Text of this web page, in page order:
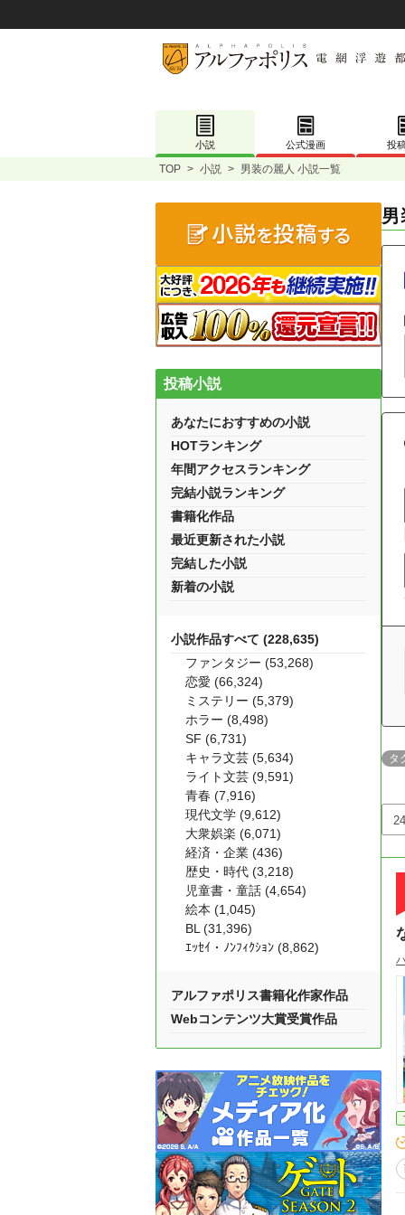
小説 公式漫画 投
TOP > 小説 > 男装の麗人 小説一覧
男
タ
投稿小説
あなたにおすすめの小説
HOTランキング
年間アクセスランキング
完結小説ランキング
書籍化作品
最近更新された小説
完結した小説
新着の小説
小説作品すべて (228,635)
ファンタジー (53,268)
恋愛 (66,324)
ミステリー (5,379)
ホラー (8,498)
SF (6,731)
キャラ文芸 (5,634)
ライト文芸 (9,591)
青春 (7,916)
現代文学 (9,612)
大衆娯楽 (6,071)
経済・企業 (436)
歴史・時代 (3,218)
児童書・童話 (4,654)
絵本 (1,045)
BL (31,396)
ｴｯｾｲ・ﾉﾝﾌｨｸｼｮﾝ (8,862)
アルファポリス書籍化作家作品
Webコンテンツ大賞受賞作品